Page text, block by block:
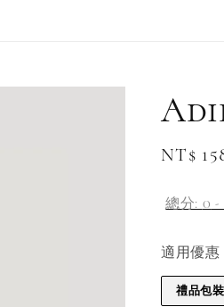
NT$
總分: 0 -
適用優惠
禮品包裝